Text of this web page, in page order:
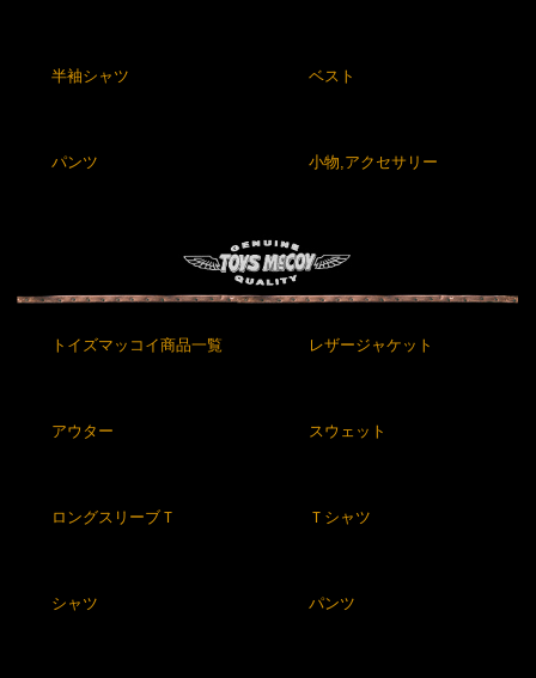
半袖シャツ ベスト
パンツ 小物,アクセサリー
トイズマッコイ商品一覧 レザージャケット
アウター スウェット
ロングスリーブＴ Ｔシャツ
シャツ パンツ